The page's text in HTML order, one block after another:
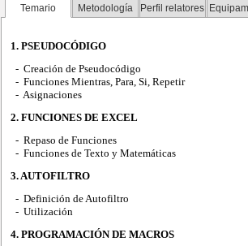
Temario Metodología Perfil relatores
1. PSEUDOCÓDIGO
- Creación de Pseudocódigo
- Funciones Mientras, Para, Si, Repetir
- Asignaciones
2. FUNCIONES DE EXCEL
- Repaso de Funciones
- Funciones de Texto y Matemáticas
3. AUTOFILTRO
- Definición de Autofiltro
- Utilización
4. PROGRAMACIÓN DE MACROS